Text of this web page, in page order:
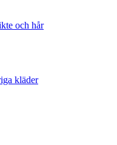
och hår
kläder